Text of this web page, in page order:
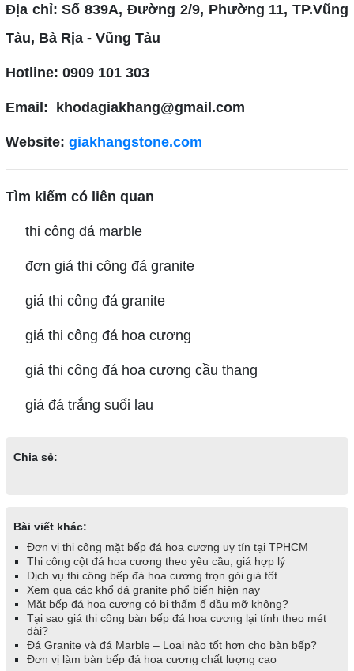
Địa chỉ: Số 839A, Đường 2/9, Phường 11, TP.Vũng
Tàu, Bà Rịa - Vũng Tàu
Hotline: 0909 101 303
Email: khodagiakhang@gmail.com
Website: giakhangstone.com
Tìm kiếm có liên quan
thi công đá marble
đơn giá thi công đá granite
giá thi công đá granite
giá thi công đá hoa cương
giá thi công đá hoa cương cầu thang
giá đá trắng suối lau
Chia sẻ:
Bài viết khác:
Đơn vị thi công mặt bếp đá hoa cương uy tín tại TPHCM
Thi công cột đá hoa cương theo yêu cầu, giá hợp lý
Dịch vụ thi công bếp đá hoa cương trọn gói giá tốt
Xem qua các khổ đá granite phổ biến hiện nay
Mặt bếp đá hoa cương có bị thấm ố dầu mỡ không?
Tại sao giá thi công bàn bếp đá hoa cương lại tính theo mét
dài?
Đá Granite và đá Marble – Loại nào tốt hơn cho bàn bếp?
Đơn vị làm bàn bếp đá hoa cương chất lượng cao